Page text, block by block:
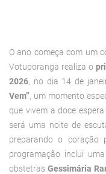
O ano começa com um
Votuporanga realiza o
2026, no dia 14 de
Vem”, um momento
que vivem a doce
será uma noite de
preparando o coração
programação inclui
obstetras Gessimária